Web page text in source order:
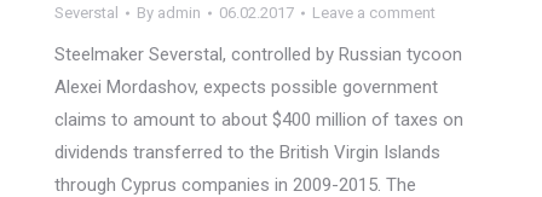
Severstal By admin 06.02.2017 Leave a comment
Steelmaker Severstal, controlled by Russian tycoon
Alexei Mordashov, expects possible government
claims to amount to about $400 million of taxes on
dividends transferred to the British Virgin Islands
through Cyprus companies in 2009-2015. The